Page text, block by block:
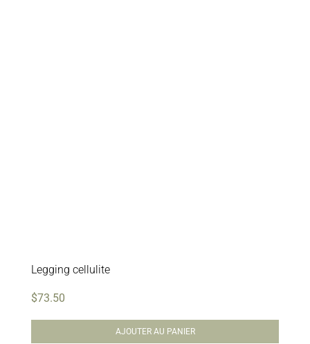
Legging cellulite
$73.50
AJOUTER AU PANIER